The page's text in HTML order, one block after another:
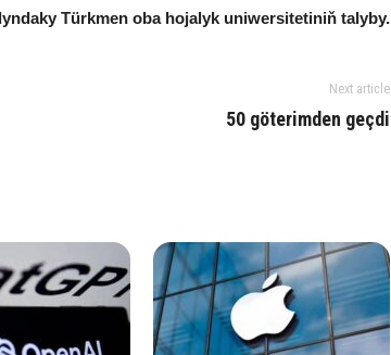
Türk­men oba ho­ja­lyk uni­wer­si­te­ti­niň ta­ly­by.
Next article
50 göterimden geçdi